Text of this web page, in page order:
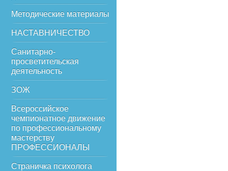
Методические материалы
НАСТАВНИЧЕСТВО
Санитарно-
просветительская
деятельность
ЗОЖ
Всероссийское
чемпионатное движение
по профессиональному
мастерству
ПРОФЕССИОНАЛЫ
Страничка психолога